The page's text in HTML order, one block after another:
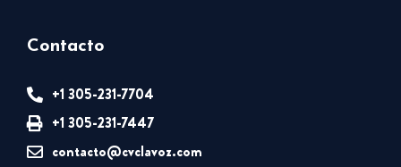
Contacto
+1 305-231-7704
+1 305-231-7447
contacto@cvclavoz.com